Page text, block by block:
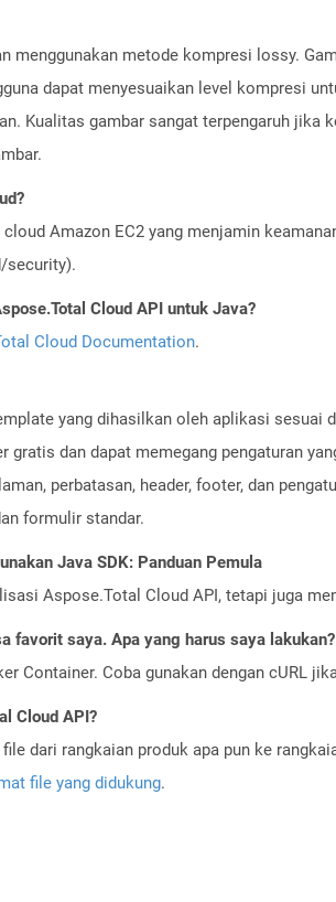
menggunakan metode kompresi lossy.
dapat menyesuaikan level kompresi
Kualitas gambar sangat terpengaruh jika
Amazon EC2 yang menjamin
security).
Cloud API untuk Java?
Cloud Documentation.
yang dihasilkan oleh aplikasi sesuai
dan dapat memegang pengaturan
perbatasan, header, footer, dan
formulir standar.
Java SDK: Panduan Pemula
Aspose.Total Cloud API, tetapi juga
favorit saya. Apa yang harus saya lakukan?
Container. Coba gunakan dengan cURL
Cloud API?
dari rangkaian produk apa pun ke
file yang didukung.